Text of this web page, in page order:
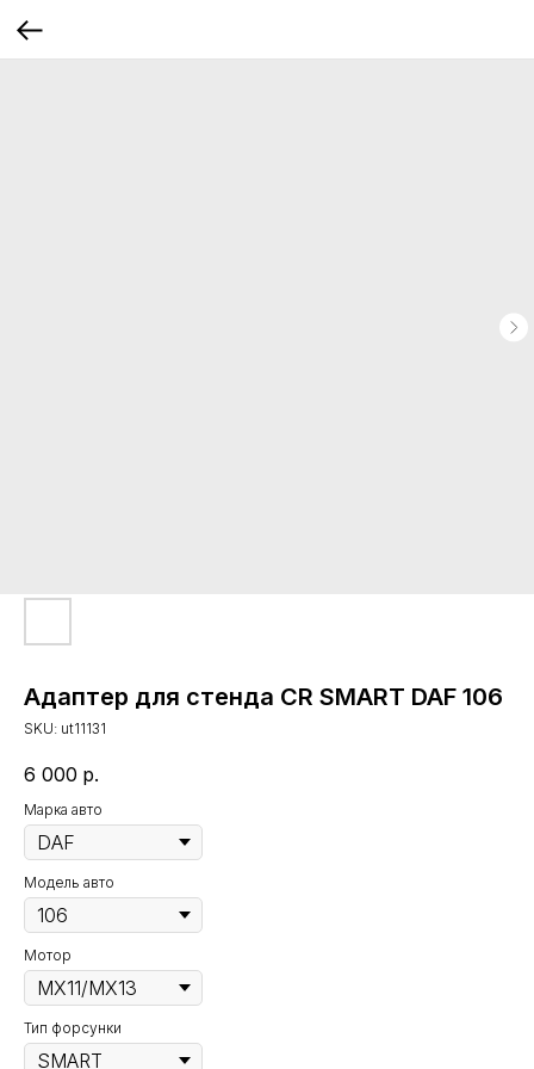
Адаптер для стенда CR SMART DAF 106
SKU: ut11131
6 000 р.
Марка авто
Модель авто
Мотор
Тип форсунки